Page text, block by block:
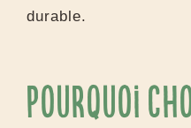
durable.
Pourquoi